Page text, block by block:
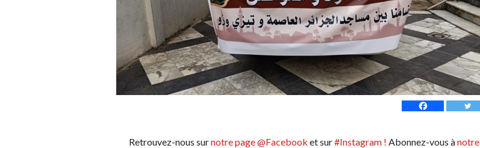
Retrouvez-nous surnotre page @Facebook et sur#Instagram ! Abonnez-vous ànotre